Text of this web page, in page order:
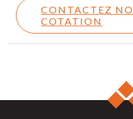
CONTACTEZ
COTATION